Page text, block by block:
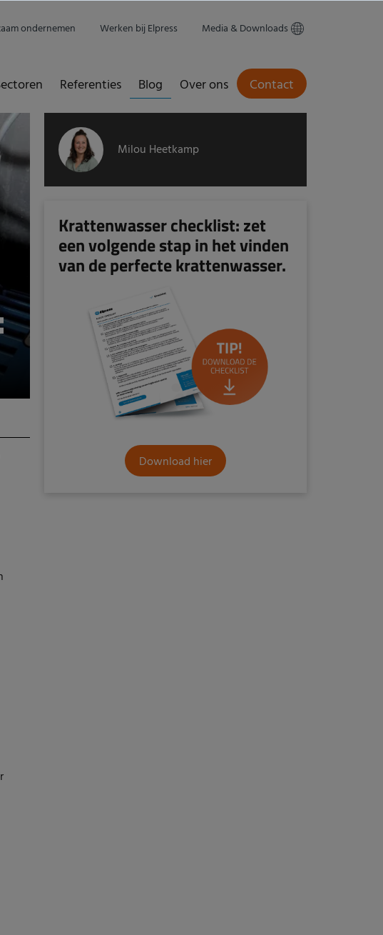
ondernemen Werken bij Elpress Media & Downloads
Referenties Blog Over ons Contact
Milou Heetkamp
Krattenwasser checklist: zet
een volgende stap in het vinden
van de perfecte krattenwasser.
Download hier